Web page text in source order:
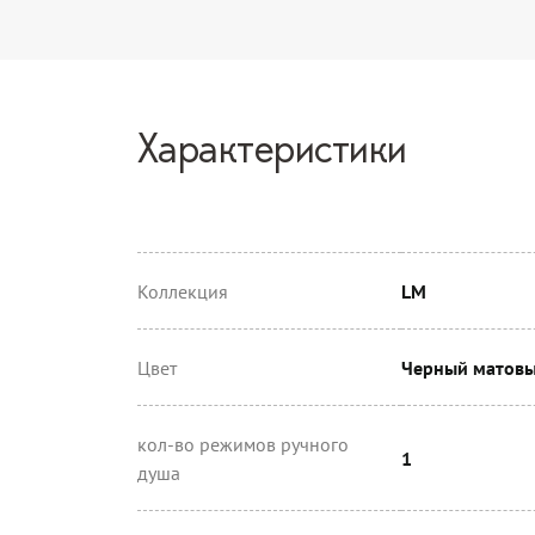
Характеристики
Коллекция LM
Цвет Черный
кол-во режимов ручного
душа
1